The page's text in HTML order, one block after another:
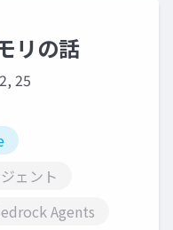
リの話
25
ェント
Agents